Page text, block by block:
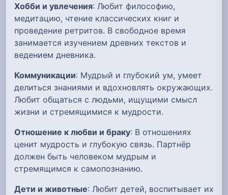
Хобби и увлечения: Любит философию,
медитацию, чтение классических книг и
проведение ретритов. В свободное время
занимается изучением древних текстов и
ведением дневника.
Коммуникации: Мудрый и глубокий ум, умеет
делиться знаниями и вдохновлять окружающих.
Любит общаться с людьми, ищущими смысл
жизни и стремящимися к мудрости.
Отношение к любви и браку: В отношениях
ценит мудрость и глубокую связь. Партнёр
должен быть человеком мудрым и
стремящимся к самопознанию.
Дети и животные: Любит детей, воспитывает их